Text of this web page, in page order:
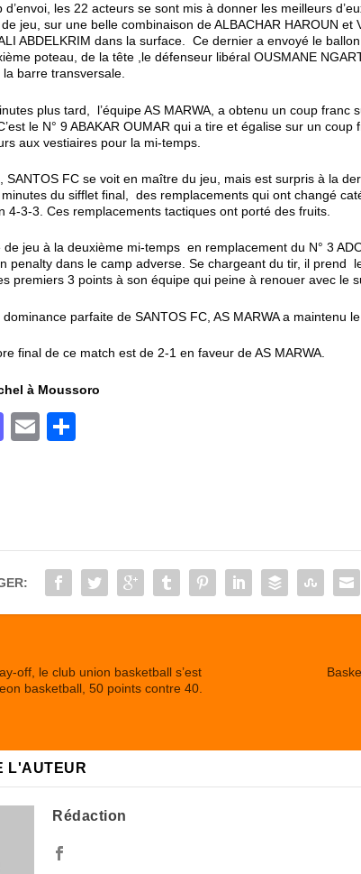
d’envoi, les 22 acteurs se sont mis à donner les meilleurs
jeu, sur une belle combinaison de ALBACHAR HAROUN
ABDELKRIM dans la surface. Ce dernier a envoyé le
poteau, de la tête ,le défenseur libéral OUSMANE
barre transversale.
plus tard, l’équipe AS MARWA, a obtenu un coup franc
le N° 9 ABAKAR OUMAR qui a tire et égalise sur un
aux vestiaires pour la mi-temps.
SANTOS FC se voit en maître du jeu, mais est surpris à la
du sifflet final, des remplacements qui ont changé
4-3-3. Ces remplacements tactiques ont porté des fruits.
de jeu à la deuxième mi-temps en remplacement du N° 3
penalty dans le camp adverse. Se chargeant du tir, il prend
premiers 3 points à son équipe qui peine à renouer avec le
parfaite de SANTOS FC, AS MARWA a maintenu
final de ce match est de 2-1 en faveur de AS MARWA.
à Moussoro
M
d
o
E
er
off, le club union basketball s’est
basketball, 50 points contre 40.
L'AUTEUR
Rédaction